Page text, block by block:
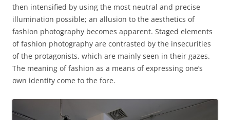
then intensified by using the most neutral and precise
illumination possible; an allusion to the aesthetics of
fashion photography becomes apparent. Staged elements
of fashion photography are contrasted by the insecurities
of the protagonists, which are mainly seen in their gazes.
The meaning of fashion as a means of expressing one’s
own identity come to the fore.